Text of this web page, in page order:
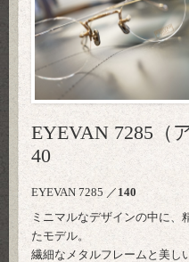
EYEVAN 7285（
40
EYEVAN 7285 ／ 140
ミニマルなデザインの中に、
たモデル。
繊細なメタルフレームと美し